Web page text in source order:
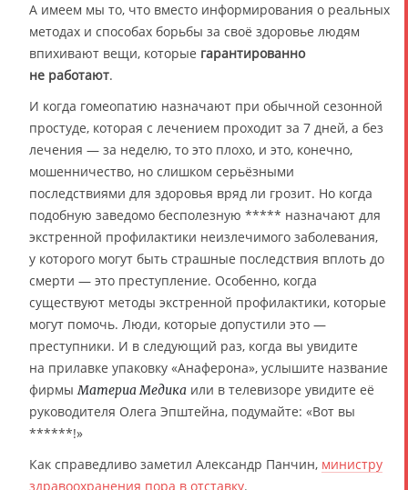
А имеем мы то, что вместо информирования о реальных
методах и способах борьбы за своё здоровье людям
впихивают вещи, которые гарантированно
не работают.
И когда гомеопатию назначают при обычной сезонной
простуде, которая с лечением проходит за 7 дней, а без
лечения — за неделю, то это плохо, и это, конечно,
мошенничество, но слишком серьёзными
последствиями для здоровья вряд ли грозит. Но когда
подобную заведомо бесполезную ***** назначают для
экстренной профилактики неизлечимого заболевания,
у которого могут быть страшные последствия вплоть до
смерти — это преступление. Особенно, когда
существуют методы экстренной профилактики, которые
могут помочь. Люди, которые допустили это —
преступники. И в следующий раз, когда вы увидите
на прилавке упаковку «Анаферона», услышите название
фирмыМатериа Медика или в телевизоре увидите её
руководителя Олега Эпштейна, подумайте: «Вот вы
******!»
Как справедливо заметил Александр Панчин, министру
здравоохранения пора в отставку.